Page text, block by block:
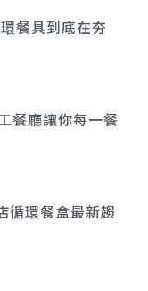
餐具到底在夯
餐廳讓你每一餐
循環餐盒最新趨